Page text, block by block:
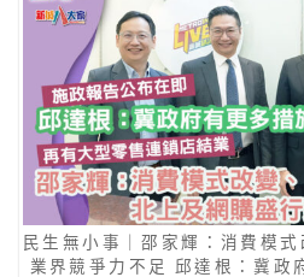
民生無小事｜邵家輝：消費模
業界競爭力不足 邱達根：冀政